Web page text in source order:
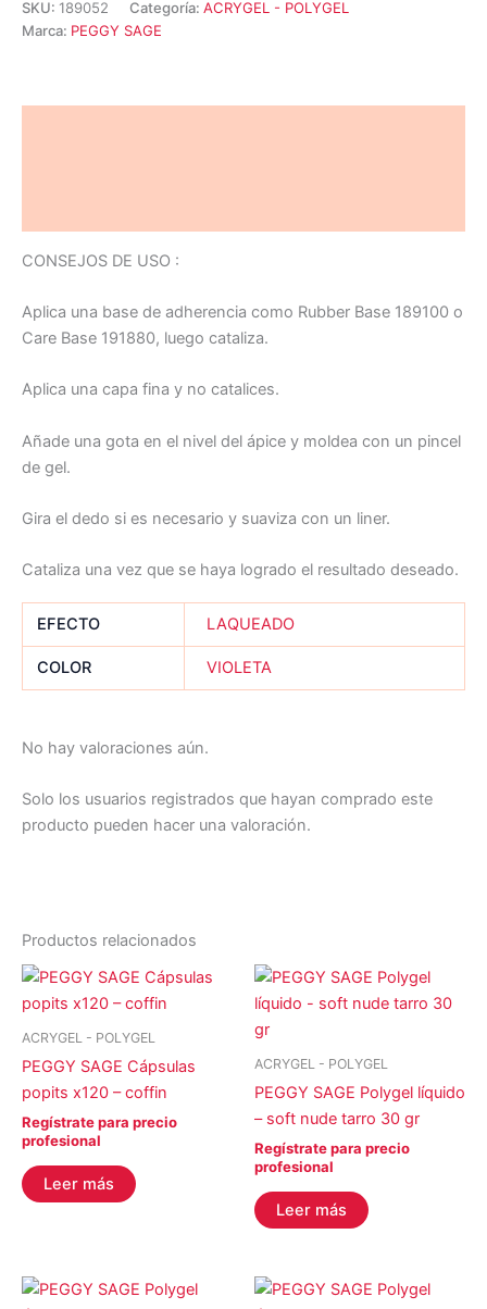
SKU: 189052 Categoría: ACRYGEL - POLYGEL
Marca: PEGGY SAGE
CONSEJOS DE USO :
Aplica una base de adherencia como Rubber Base 189100 o
Care Base 191880, luego cataliza.
Aplica una capa fina y no catalices.
Añade una gota en el nivel del ápice y moldea con un pincel
de gel.
Gira el dedo si es necesario y suaviza con un liner.
Cataliza una vez que se haya logrado el resultado deseado.
EFECTO LAQUEADO
COLOR VIOLETA
No hay valoraciones aún.
Solo los usuarios registrados que hayan comprado este
producto pueden hacer una valoración.
Productos relacionados
ACRYGEL - POLYGEL
PEGGY SAGE Cápsulas
popits x120 – coffin
Regístrate para precio
profesional
Leer más
ACRYGEL - POLYGEL
PEGGY SAGE Polygel líquido
– soft nude tarro 30 gr
Regístrate para precio
profesional
Leer más